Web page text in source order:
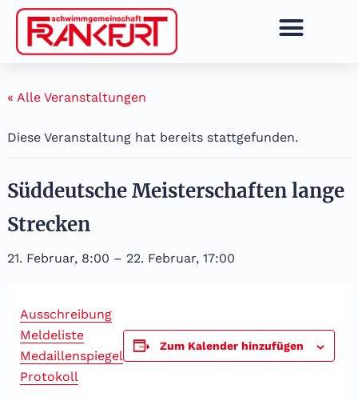
Zum
Inhalt
springen
« Alle Veranstaltungen
Diese Veranstaltung hat bereits stattgefunden.
Süddeutsche Meisterschaften lange
Strecken
21. Februar, 8:00 – 22. Februar, 17:00
Ausschreibung
Meldeliste
Medaillenspiegel
Protokoll
Zum Kalender hinzufügen